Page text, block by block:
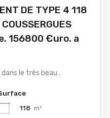
DE TYPE 4 118
156800 €uro. a
le très beau…
118 m²